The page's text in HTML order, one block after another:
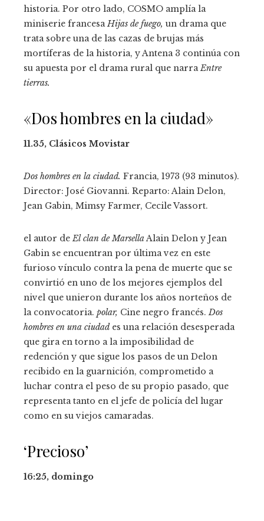
historia. Por otro lado, COSMO amplía la
miniserie francesaHijas de fuego, un drama que
trata sobre una de las cazas de brujas más
mortíferas de la historia, y Antena 3 continúa con
su apuesta por el drama rural que narraEntre
tierras.
«Dos hombres en la ciudad»
11.35, Clásicos Movistar
Dos hombres en la ciudad. Francia, 1973 (93 minutos).
Director: José Giovanni. Reparto: Alain Delon,
Jean Gabin, Mimsy Farmer, Cecile Vassort.
el autor deEl clan de MarsellaAlain Delon y Jean
Gabin se encuentran por última vez en este
furioso vínculo contra la pena de muerte que se
convirtió en uno de los mejores ejemplos del
nivel que unieron durante los años norteños de
la convocatoria. polar, Cine negro francés.Dos
hombres en una ciudades una relación desesperada
que gira en torno a la imposibilidad de
redención y que sigue los pasos de un Delon
recibido en la guarnición, comprometido a
luchar contra el peso de su propio pasado, que
representa tanto en el jefe de policía del lugar
como en su viejos camaradas.
‘Precioso’
16:25, domingo